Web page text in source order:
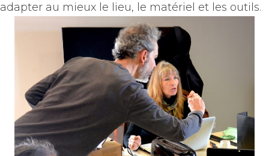
adapter au mieux le lieu, le matériel et les outils.